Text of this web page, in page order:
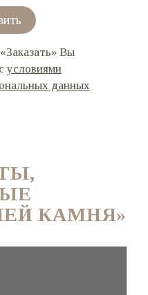
Вы
условиями
данных
КАМНЯ»